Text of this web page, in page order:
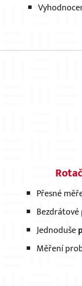
Přesné
Jednoduše
Měření